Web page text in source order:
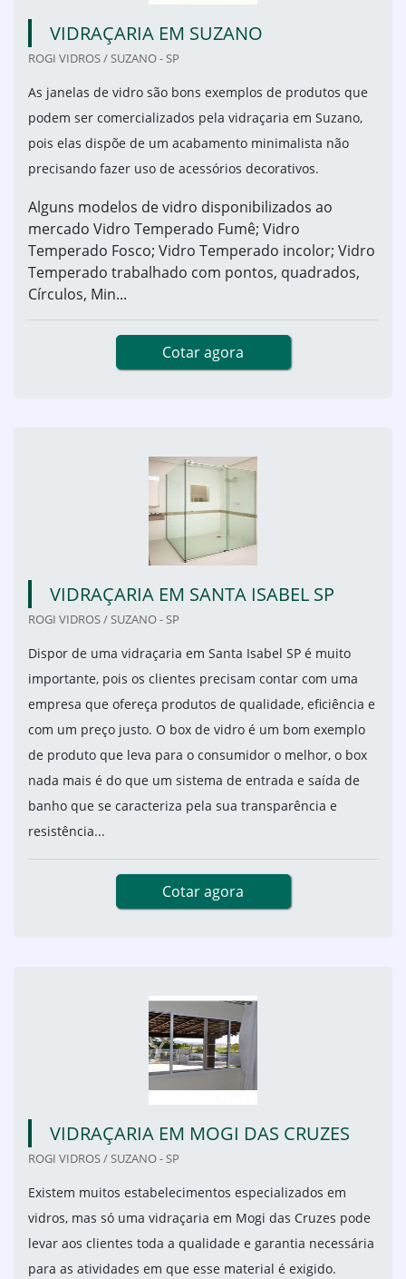
VIDRAÇARIA EM SUZANO
ROGI VIDROS / SUZANO - SP
As janelas de vidro são bons exemplos de produtos que
podem ser comercializados pela vidraçaria em Suzano,
pois elas dispõe de um acabamento minimalista não
precisando fazer uso de acessórios decorativos.
Alguns modelos de vidro disponibilizados ao
mercado Vidro Temperado Fumê; Vidro
Temperado Fosco; Vidro Temperado incolor; Vidro
Temperado trabalhado com pontos, quadrados,
Círculos, Min...
Cotar agora
VIDRAÇARIA EM SANTA ISABEL SP
ROGI VIDROS / SUZANO - SP
Dispor de uma vidraçaria em Santa Isabel SP é muito
importante, pois os clientes precisam contar com uma
empresa que ofereça produtos de qualidade, eficiência e
com um preço justo. O box de vidro é um bom exemplo
de produto que leva para o consumidor o melhor, o box
nada mais é do que um sistema de entrada e saída de
banho que se caracteriza pela sua transparência e
resistência...
Cotar agora
VIDRAÇARIA EM MOGI DAS CRUZES
ROGI VIDROS / SUZANO - SP
Existem muitos estabelecimentos especializados em
vidros, mas só uma vidraçaria em Mogi das Cruzes pode
levar aos clientes toda a qualidade e garantia necessária
para as atividades em que esse material é exigido.